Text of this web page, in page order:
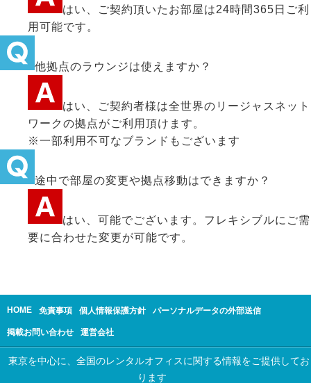
はい、ご契約頂いたお部屋は24時間365日ご利
用可能です。
他拠点のラウンジは使えますか？
はい、ご契約者様は全世界のリージャスネット
ワークの拠点がご利用頂けます。
※一部利用不可なブランドもございます
途中で部屋の変更や拠点移動はできますか？
はい、可能でございます。フレキシブルにご需
要に合わせた変更が可能です。
HOME 免責事項 個人情報保護方針 パーソナルデータの外部送信
掲載お問い合わせ 運営会社
東京を中心に、全国のレンタルオフィスに関する情報をご提供してお
ります